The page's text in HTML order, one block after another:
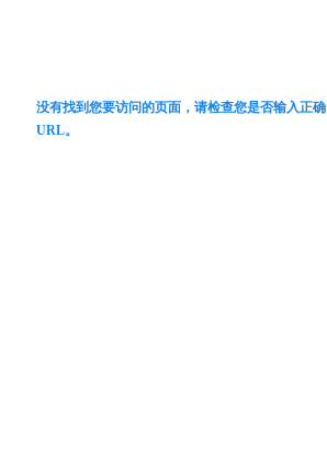
没有找到您要访问的页面，请检查您是否输入正确
URL。